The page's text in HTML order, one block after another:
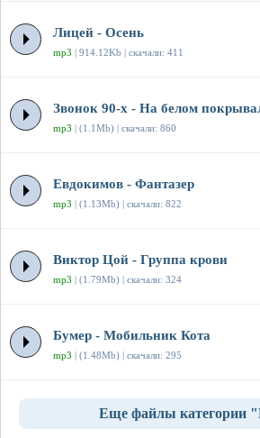
Лицей - Осень
mp3 | 914.12Kb | скачали: 411
Звонок 90-х - На белом
mp3 | (1.1Mb) | скачали: 860
Евдокимов - Фантазер
mp3 | (1.13Mb) | скачали: 822
Виктор Цой - Группа крови
mp3 | (1.79Mb) | скачали: 324
Бумер - Мобильник Кота
mp3 | (1.48Mb) | скачали: 295
Еще файлы категории